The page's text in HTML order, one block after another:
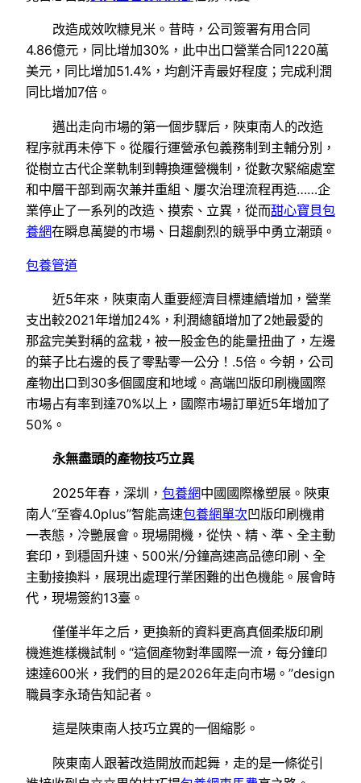
改造成效吹糠見米。昔時，公司簽署有用合同
4.86億元，同比增加30%，此中出口營業合同1220萬
美元，同比增加51.4%，均創汗青最好程度；完成利潤
同比增加7倍。
邁出走向市場的第一個步驟后，陜東南人的改造
程序就再未停下。從履行運營承包義務制到主輔分別，
從樹立古代企業軌制到轉換運營機制，從數次緊縮處室
和中層干部到兩次兼并重組、屢次治理流程再造……企
業停止了一系列的改造、摸索、立異，從而甜心寶貝包
養網在瞬息萬變的市場、日趨劇烈的競爭中勇立潮頭。
包養管道
近5年來，陜東南人重要經濟目標連續增加，營業
支出較2021年增加24%，利潤總額增加了2她最愛的
那盆完美對稱的盆栽，被一股金色的能量扭曲了，左邊
的葉子比右邊的長了零點零一公分！.5倍。今朝，公司
產物出口到30多個國度和地域。高端凹版印刷機國際
市場占有率到達70%以上，國際市場訂單近5年增加了
50%。
永無盡頭的產物技巧立異
2025年春，深圳， 包養網中國國際橡塑展。陜東
南人“至睿4.0plus”智能高速包養網單次凹版印刷機甫
一表態，冷艷展會。現場開機，從快、精、準、全主動
套印，到穩固升速、500米/分鐘高速高品德印刷、全
主動接換料，展現出處理行業困難的出色機能。展會時
代，現場簽約13臺。
僅僅半年之后，更換新的資料更高真個柔版印刷
機進進樣機試制。“這個產物對準國際一流，每分鐘印
速達600米，我們的目的是2026年走向市場。”design
職員李永琦告知記者。
這是陜東南人技巧立異的一個縮影。
陜東南人跟著改造開放而起舞，走的是一條從引